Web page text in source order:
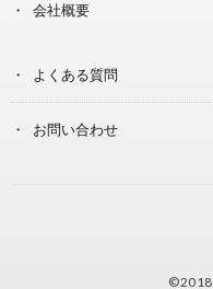
会社概要
よくある質問
お問い合わせ
©2018